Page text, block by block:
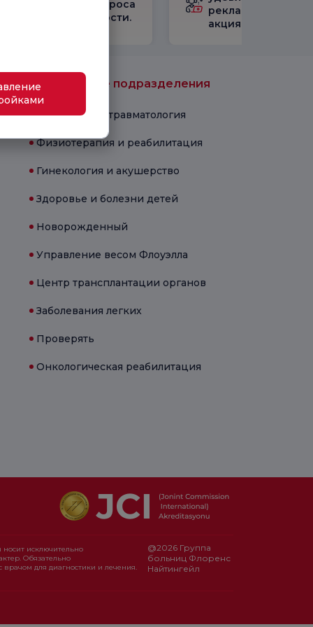
Медицинские подразделения
Ортопедия и травматология
Физиотерапия и реабилитация
Гинекология и акушерство
Здоровье и болезни детей
Новорожденный
Управление весом Флоуэлла
Центр трансплантации органов
Заболевания легких
Проверять
Онкологическая реабилитация
результатами опроса
удовлетворенности.
рекламными
акциями
исключительно
Обязательно
врачом для диагностики и лечения.
@2026 Группа
больниц Флоренс
Найтингейл